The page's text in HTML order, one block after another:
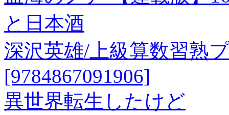
と日本酒
深沢英雄/上級算数習熟
[9784867091906]
異世界転生したけど